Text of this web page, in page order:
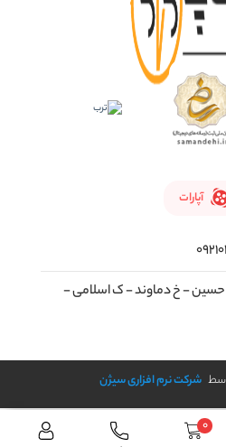
آپارات
حسین - خ دماوند - ک اسلامی -
شرکت نرم افزاری سیژن
0